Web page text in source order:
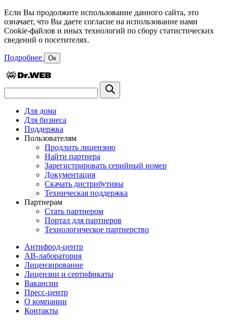
Если Вы продолжите использование данного сайта, это
означает, что Вы даете согласие на использование нами
Cookie-файлов и иных технологий по сбору статистических
сведений о посетителях.
Подробнее Ок
Для дома
Для бизнеса
Поддержка
Пользователям
Продлить лицензию
Найти партнера
Зарегистрировать серийный номер
Документация
Скачать дистрибутивы
Техническая поддержка
Партнерам
Стать партнером
Портал для партнеров
Технологическое партнерство
Антифрод-центр
АВ-лаборатория
Лицензирование
Лицензии и сертификаты
Вакансии
Пресс-центр
О компании
Контакты